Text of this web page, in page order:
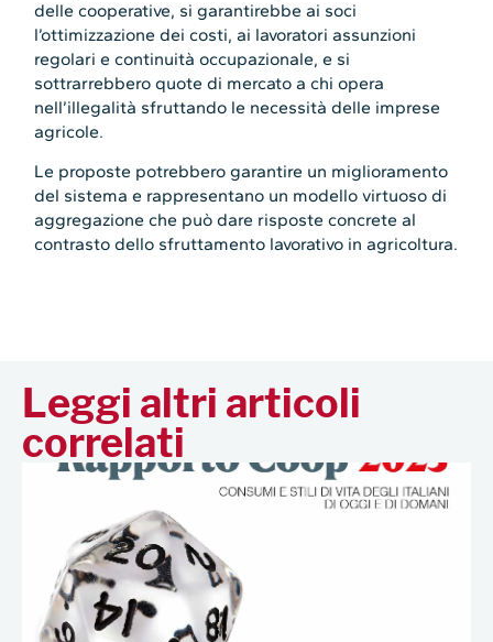
delle cooperative, si garantirebbe ai soci
l’ottimizzazione dei costi, ai lavoratori assunzioni
regolari e continuità occupazionale, e si
sottrarrebbero quote di mercato a chi opera
nell’illegalità sfruttando le necessità delle imprese
agricole.
Le proposte potrebbero garantire un miglioramento
del sistema e rappresentano un modello virtuoso di
aggregazione che può dare risposte concrete al
contrasto dello sfruttamento lavorativo in agricoltura.
Leggi altri articoli
correlati